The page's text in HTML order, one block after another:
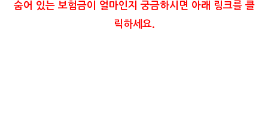
숨어 있는 보험금이 얼마인지 궁금하시면 아래 링크를 클
릭하세요.